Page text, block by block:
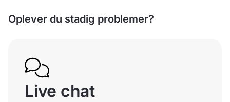
Oplever du stadig problemer?
Live chat